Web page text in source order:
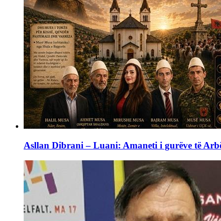
Asllan Dibrani – Luani: Amaneti i gurëve të